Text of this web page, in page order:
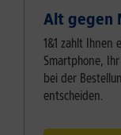
Alt gegen
1&1 zahlt Ihnen
Smartphone,
bei der
entscheiden.